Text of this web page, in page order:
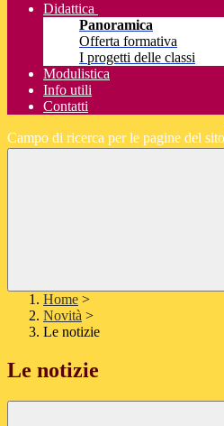
Didattica
Panoramica
Offerta formativa
I progetti delle classi
Modulistica
Info utili
Contatti
Campo di ricerca per le pagine del sito
Home >
Novità >
Le notizie
Le notizie